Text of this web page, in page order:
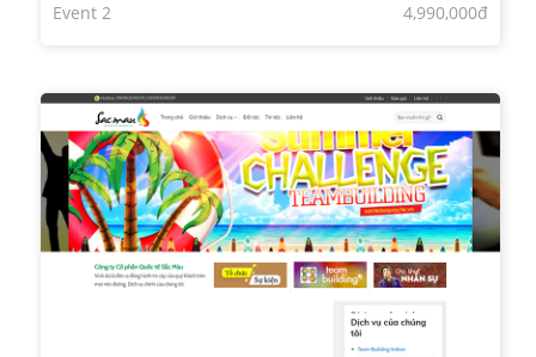
Event 2 4,990,000đ